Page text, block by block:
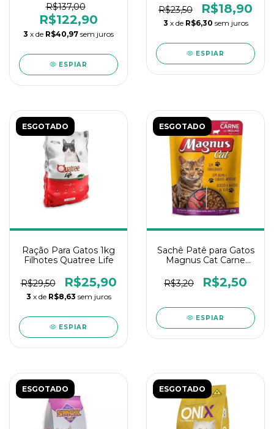
R$137,00
R$122,90
3 x de R$40,97 sem juros
ESPIAR
1Kg
R$23,50 R$18,90
3 x de R$6,30 sem juros
ESPIAR
ESGOTADO
Ração Para Gatos 1kg
Filhotes Quatree Life
R$29,50 R$25,90
3 x de R$8,63 sem juros
ESPIAR
ESGOTADO
Sachê Patê para Gatos
Magnus Cat Carne
R$3,20
R$2,50
ESPIAR
ESGOTADO ESGOTADO